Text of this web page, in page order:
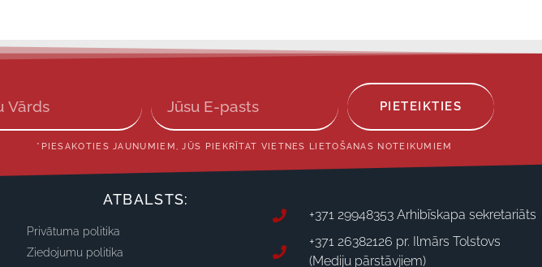
PIETEIKTIES
*PIESAKOTIES JAUNUMIEM, JŪS PIEKRĪTAT VIETNES LIETOŠANAS NOTEIKUMIEM
ATBALSTS:
Privātuma politika
Ziedojumu politika
+371 29948353 Arhibīskapa sekretariāts
+371 26382126 pr. Ilmārs Tolstovs
(Mediju pārstāvjiem)